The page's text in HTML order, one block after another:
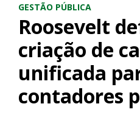
GESTÃO PÚBLICA
Roosevelt
criação de
unificada
contadores